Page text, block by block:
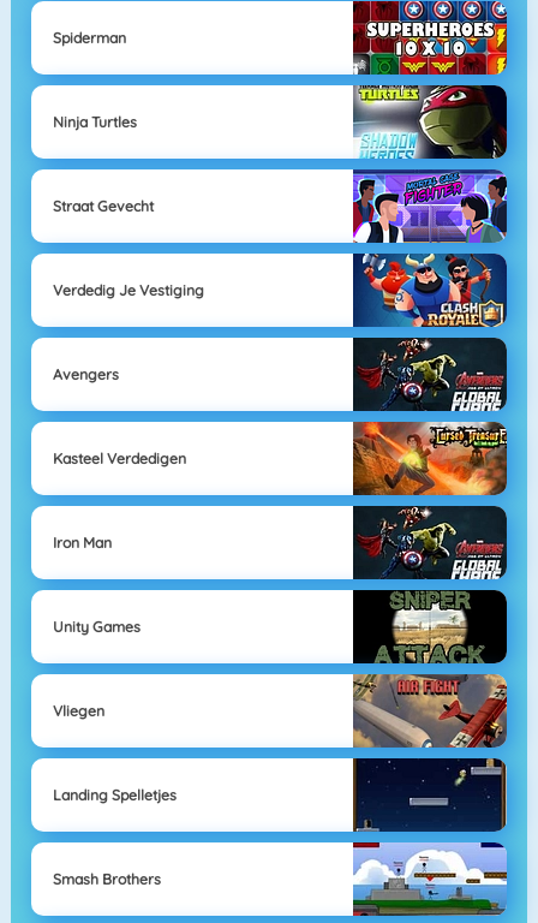
Spiderman
Ninja Turtles
Straat Gevecht
Verdedig Je Vestiging
Avengers
Kasteel Verdedigen
Iron Man
Unity Games
Vliegen
Landing Spelletjes
Smash Brothers